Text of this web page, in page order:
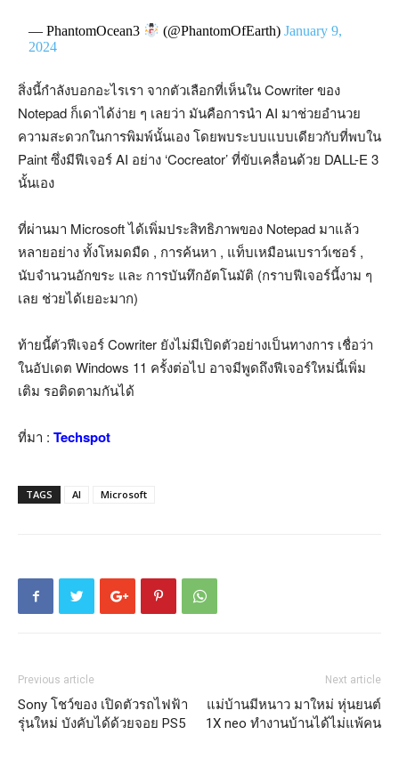
— PhantomOcean3 (@PhantomOfEarth)January 9,
2024
สิ่งนี้กำลังบอกอะไรเรา จากตัวเลือกที่เห็นใน Cowriter ของ
Notepad ก็เดาได้ง่าย ๆ เลยว่า มันคือการนำ AI มาช่วยอำนวย
ความสะดวกในการพิมพ์นั้นเอง โดยพบระบบแบบเดียวกับที่พบใน
Paint ซึ่งมีฟีเจอร์ AI อย่าง ‘Cocreator’ ที่ขับเคลื่อนด้วย DALL-E 3
นั้นเอง
ที่ผ่านมา Microsoft ได้เพิ่มประสิทธิภาพของ Notepad มาแล้ว
หลายอย่าง ทั้งโหมดมืด , การค้นหา , แท็บเหมือนเบราว์เซอร์ ,
นับจำนวนอักขระ และ การบันทึกอัตโนมัติ (กราบฟีเจอร์นี้งาม ๆ
เลย ช่วยได้เยอะมาก)
ท้ายนี้ตัวฟีเจอร์ Cowriter ยังไม่มีเปิดตัวอย่างเป็นทางการ เชื่อว่า
ในอัปเดต Windows 11 ครั้งต่อไป อาจมีพูดถึงฟีเจอร์ใหม่นี้เพิ่ม
เติม รอติดตามกันได้
ที่มา : Techspot
TAGS AI Microsoft
Previous article
Sony โชว์ของ เปิดตัวรถไฟฟ้า
รุ่นใหม่ บังคับได้ด้วยจอย PS5
Next article
แม่บ้านมีหนาว มาใหม่ หุ่นยนต์
1X neo ทำงานบ้านได้ไม่แพ้คน